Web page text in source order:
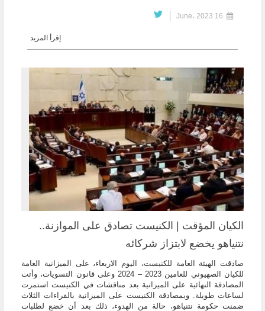
إقرأ المزيد
الكيان المؤقت | الكنيست تصادق على الموازنة..
نتنياهو يخضع لابتزاز شركائه
صادقت الهيئة العامة للكنيست، اليوم الاربعاء، على الميزانية العامة
للكيان الصهيوني للعامين 2023 – 2024 وعلى قانون التسويات، وأتت
المصادقة النهائية على الميزانية بعد مناقشات في الكنيست استمرت
لساعات طويلة. وبمصادقة الكنيست على الميزانية بالقراءات الثلاث
ضمنت حكومة نتنياهو، حالة من الهدوء، ذلك بعد أن خضع لطلبات